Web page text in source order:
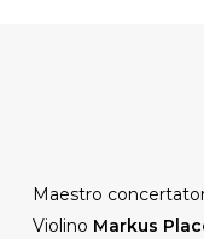
Maestro
Violino Markus